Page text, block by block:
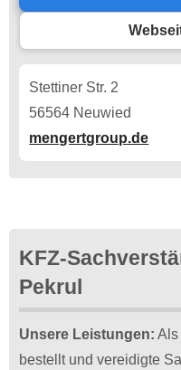
Stettiner Str. 2
56564 Neuwied
mengertgroup.de
KFZ-
Pekrul
Unsere Leistungen: Als
bestellt und vereidigte